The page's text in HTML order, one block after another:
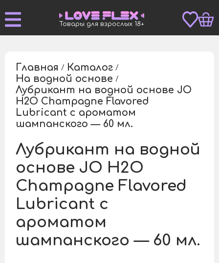
Товары для взрослых 18+
Главная / Каталог /
На водной основе /
Лубрикант на водной основе JO
H2O Champagne Flavored
Lubricant с ароматом
шампанского — 60 мл.
Лубрикант на водной
основе JO H2O
Champagne Flavored
Lubricant с
ароматом
шампанского — 60 мл.